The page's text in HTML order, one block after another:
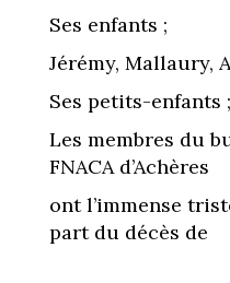
Ses enfants ;
Jérémy, Mallaury,
Ses petits-enfants ;
Les membres du
FNACA d’Achères
ont l’immense
part du décès de